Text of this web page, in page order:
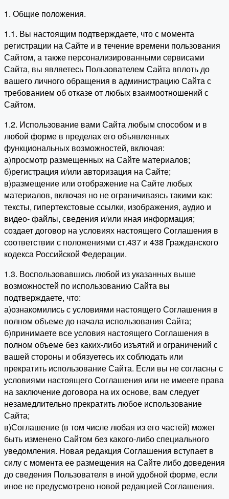
1. Общие положения.
1.1. Вы настоящим подтверждаете, что с момента
регистрации на Сайте и в течение времени пользования
Сайтом, а также персонализированными сервисами
Сайта, вы являетесь Пользователем Сайта вплоть до
вашего личного обращения в администрацию Сайта с
требованием об отказе от любых взаимоотношений с
Сайтом.
1.2. Использование вами Сайта любым способом и в
любой форме в пределах его объявленных
функциональных возможностей, включая:
а)просмотр размещенных на Сайте материалов;
б)регистрация и/или авторизация на Сайте;
в)размещение или отображение на Сайте любых
материалов, включая но не ограничиваясь такими как:
тексты, гипертекстовые ссылки, изображения, аудио и
видео- файлы, сведения и/или иная информация;
создает договор на условиях настоящего Соглашения в
соответствии с положениями ст.437 и 438 Гражданского
кодекса Российской Федерации.
1.3. Воспользовавшись любой из указанных выше
возможностей по использованию Сайта вы
подтверждаете, что:
а)ознакомились с условиями настоящего Соглашения в
полном объеме до начала использования Сайта;
б)принимаете все условия настоящего Соглашения в
полном объеме без каких-либо изъятий и ограничений с
вашей стороны и обязуетесь их соблюдать или
прекратить использование Сайта. Если вы не согласны с
условиями настоящего Соглашения или не имеете права
на заключение договора на их основе, вам следует
незамедлительно прекратить любое использование
Сайта;
в)Соглашение (в том числе любая из его частей) может
быть изменено Сайтом без какого-либо специального
уведомления. Новая редакция Соглашения вступает в
силу с момента ее размещения на Сайте либо доведения
до сведения Пользователя в иной удобной форме, если
иное не предусмотрено новой редакцией Соглашения.